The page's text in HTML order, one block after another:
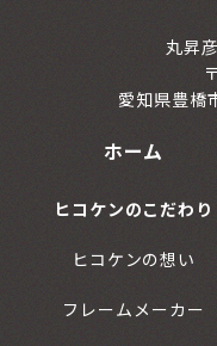
丸昇
愛知県豊橋
ホーム
ヒコケンのこだわり
ヒコケンの想い
フレームメーカー